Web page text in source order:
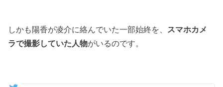
しかも陽香が凌介に絡んでいた一部始終を、 スマホカメ
ラで撮影していた人物がいるのです。